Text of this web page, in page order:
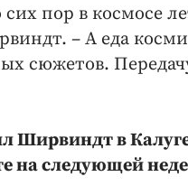
пор в космосе
– А еда
сюжетов.
Ширвиндт в
на следующей